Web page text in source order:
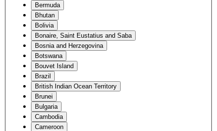
Bermuda
Bhutan
Bolivia
Bonaire, Saint Eustatius and Saba
Bosnia and Herzegovina
Botswana
Bouvet Island
Brazil
British Indian Ocean Territory
Brunei
Bulgaria
Cambodia
Cameroon